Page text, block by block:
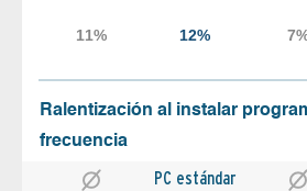
Ralentización al instalar
frecuencia
PC estándar